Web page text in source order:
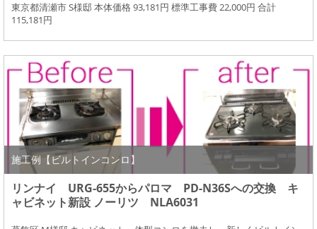
東京都清瀬市 S様邸 本体価格 93,181円 標準工事費 22,000円 合計
115,181円
施工例【ビルトインコンロ】
リンナイ URG-655からパロマ PD-N36Sへの交換 キ
ャビネット新設 ノーリツ NLA6031